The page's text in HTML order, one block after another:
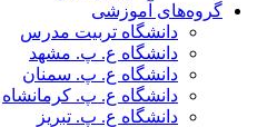
گروه‌های آموزشی
دانشگاه تربیت مدرس
دانشگاه ع. پ. مشهد
دانشگاه ع. پ. سمنان
دانشگاه ع. پ. کرمانشاه
دانشگاه ع. پ. تبریز